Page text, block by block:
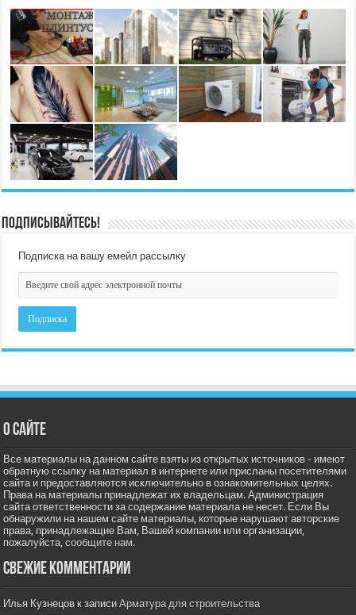
Подписывайтесь!
Подписка на вашу емейл рассылку
О сайте
Все материалы на данном сайте взяты из открытых источников - имеют
обратную ссылку на материал в интернете или присланы посетителями
сайта и предоставляются исключительно в ознакомительных целях.
Права на материалы принадлежат их владельцам. Администрация
сайта ответственности за содержание материала не несет. Если Вы
обнаружили на нашем сайте материалы, которые нарушают авторские
права, принадлежащие Вам, Вашей компании или организации,
пожалуйста,сообщите нам.
Свежие комментарии
Илья Кузнецов к записиАрматура для строительства